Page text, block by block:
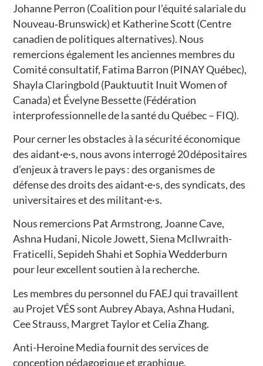
Johanne Perron (Coalition pour l’équité salariale du
Nouveau‑Brunswick) et Katherine Scott (Centre
canadien de politiques alternatives). Nous
remercions également les anciennes membres du
Comité consultatif, Fatima Barron (PINAY Québec),
Shayla Claringbold (Pauktuutit Inuit Women of
Canada) et Évelyne Bessette (Fédération
interprofessionnelle de la santé du Québec – FIQ).
Pour cerner les obstacles à la sécurité économique
des aidant·e·s, nous avons interrogé 20 dépositaires
d’enjeux à travers le pays : des organismes de
défense des droits des aidant·e·s, des syndicats, des
universitaires et des militant·e·s.
Nous remercions Pat Armstrong, Joanne Cave,
Ashna Hudani, Nicole Jowett, Siena McIlwraith-
Fraticelli, Sepideh Shahi et Sophia Wedderburn
pour leur excellent soutien à la recherche.
Les membres du personnel du FAEJ qui travaillent
au Projet VÉS sont Aubrey Abaya, Ashna Hudani,
Cee Strauss, Margret Taylor et Celia Zhang.
Anti-Heroine Media fournit des services de
conception pédagogique et graphique.